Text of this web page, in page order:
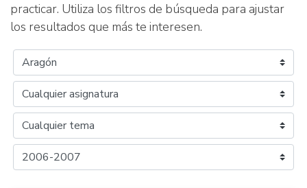
practicar. Utiliza los filtros de búsqueda para ajustar
los resultados que más te interesen.